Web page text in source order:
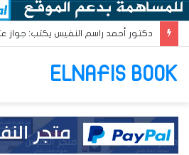
ELNAFIS BOOK